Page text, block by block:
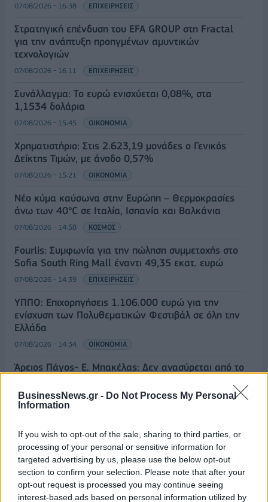
BusinessNews.gr - Do Not Process My Personal
Information
If you wish to opt-out of the sale, sharing to third parties, or
processing of your personal or sensitive information for
targeted advertising by us, please use the below opt-out
section to confirm your selection. Please note that after your
opt-out request is processed you may continue seeing
interest-based ads based on personal information utilized by
07/08/2026 - 16:38 ΕΠΙΧΕΙΡΗΣΕΙΣ
Στρατηγική επένδυση του EFA GROUP στη Fractal
για την ανάπτυξη προηγμένων αμυντικών
τεχνολογιών
07/08/2026 - 16:11 ΕΠΙΧΕΙΡΗΣΕΙΣ
Συνάλλαγμα: Το ευρώ ενισχύεται 0,08%, στα
1,1534 δολάρια
07/08/2026 - 15:45 ΟΙΚΟΝΟΜΙΑ
Χρηματιστήριο: Στις 2.623,19 μονάδες ο Γενικός
Δείκτης Τιμών, με άνοδο 0,57%
07/08/2026 - 15:21 ΟΙΚΟΝΟΜΙΑ
Νέο κύμα καύσωνα στην Ευρώπη – Θερμοκρασίες
άνω των 40°C σε Ιταλία, Ισπανία και Βαλκάνια
07/08/2026 - 14:58 ΚΟΣΜΟΣ
Fourlis: Συμφωνία για την πώληση συμμετοχής στο
Sofia South Ring Mall έναντι 49,35 εκατ. ευρώ
07/08/2026 - 14:39 ΕΠΙΧΕΙΡΗΣΕΙΣ
ΥΠΠΟ: Επιχορηγήσεις 1.106.000 ευρώ για την
ενίσχυση των Πολυθεματικών Φεστιβάλ σε όλη την
Ελλάδα
07/08/2026 - 14:34 ΟΙΚΟΝΟΜΙΑ
Άρειος Πάγος- Ε. Μπακέλας: Δεν ανασύρεται από το
07/08/2026 - 14:11 ΕΛΛΑΔΑ
υπογράφουν κοινή αμυντική συμφωνία
07/08/2026 - 13:47 ΚΟΣΜΟΣ
ΟΛΕΣ ΟΙ ΕΙΔΗΣΕΙΣ